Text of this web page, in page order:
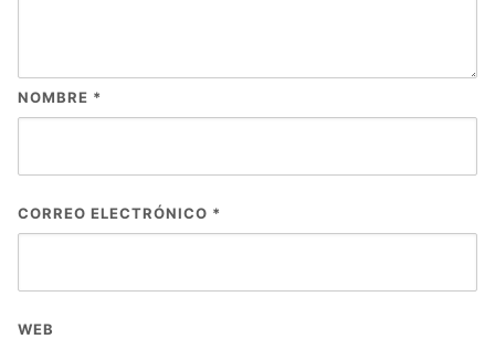
NOMBRE *
CORREO ELECTRÓNICO *
WEB